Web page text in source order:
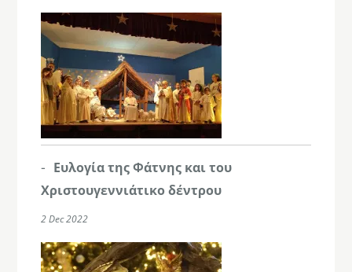
Ευλογία της Φάτνης και του
Χριστουγεννιάτικο δέντρου
2 Dec 2022